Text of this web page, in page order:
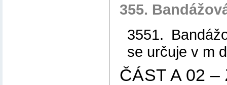
355.
3551.
se určuje v m
ČÁST A 02 –